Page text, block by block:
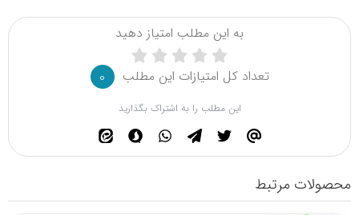
به این مطلب امتیاز دهید
تعداد کل امتیازات این مطلب 0
این مطلب را به اشتراک بگذارید
محصولات مرتبط